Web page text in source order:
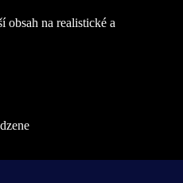
obsah na realistické a